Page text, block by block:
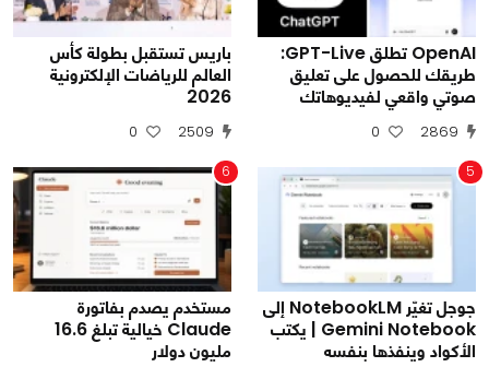
OpenAI تطلق GPT-Live:
طريقك للحصول على تعليق
صوتي واقعي لفيديوهاتك
2869
0
باريس تستقبل بطولة كأس
العالم للرياضات الإلكترونية
2026
2509
0
5
جوجل تغيّر NotebookLM إلى
Gemini Notebook | يكتب
الأكواد وينفذها بنفسه
6
مستخدم يصدم بفاتورة
Claude خيالية تبلغ 16.6
مليون دولار